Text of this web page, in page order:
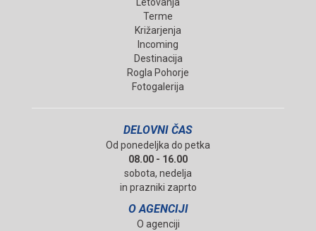
Letovanja
Terme
Križarjenja
Incoming
Destinacija
Rogla Pohorje
Fotogalerija
DELOVNI ČAS
Od ponedeljka do petka
08.00 - 16.00
sobota, nedelja
in prazniki zaprto
O AGENCIJI
O agenciji